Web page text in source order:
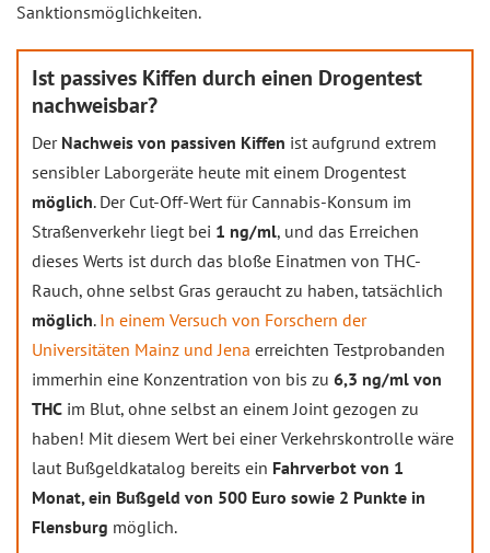
Sanktionsmöglichkeiten.
Ist passives Kiffen durch einen Drogentest
nachweisbar?
Der Nachweis von passiven Kiffen ist aufgrund extrem
sensibler Laborgeräte heute mit einem Drogentest
möglich. Der Cut-Off-Wert für Cannabis-Konsum im
Straßenverkehr liegt bei 1 ng/ml, und das Erreichen
dieses Werts ist durch das bloße Einatmen von THC-
Rauch, ohne selbst Gras geraucht zu haben, tatsächlich
möglich. In einem Versuch von Forschern der
Universitäten Mainz und Jena erreichten Testprobanden
immerhin eine Konzentration von bis zu 6,3 ng/ml von
THC im Blut, ohne selbst an einem Joint gezogen zu
haben! Mit diesem Wert bei einer Verkehrskontrolle wäre
laut Bußgeldkatalog bereits ein Fahrverbot von 1
Monat, ein Bußgeld von 500 Euro sowie 2 Punkte in
Flensburg möglich.